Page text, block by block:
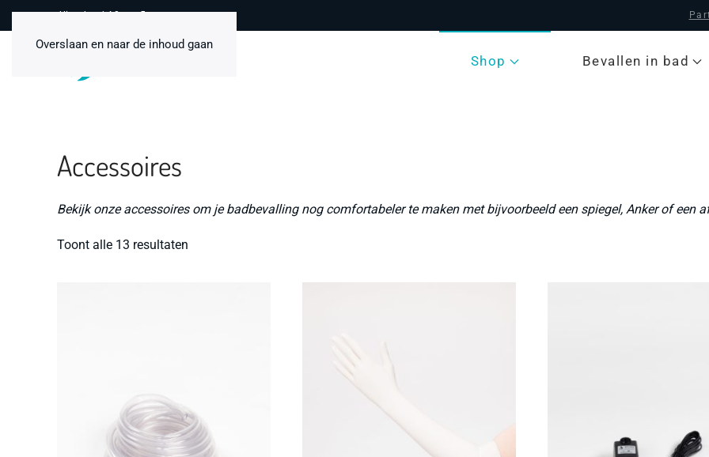
Overslaan en naar de inhoud gaan
Uitstekend 4,8 van 5
Shop Bevallen in bad
Accessoires
Bekijk onze accessoires om je badbevalling nog comfortabeler te maken met bijvoorbeeld een spiegel, Anker of een
Toont alle 13 resultaten